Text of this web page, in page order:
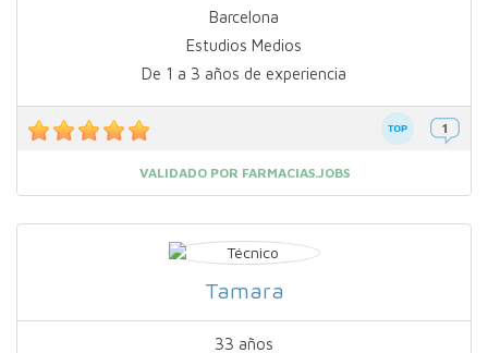
Barcelona
Estudios Medios
De 1 a 3 años de experiencia
VALIDADO POR FARMACIAS.JOBS
Tamara
33 años